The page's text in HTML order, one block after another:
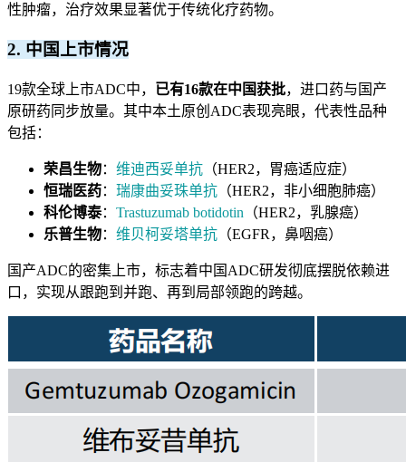
性肿瘤，治疗效果显著优于传统化疗药物。
2. 中国上市情况
19款全球上市ADC中， 已有16款在中国获批，进口药与国产
原研药同步放量。其中本土原创ADC表现亮眼，代表性品种
包括：
荣昌生物： 维迪西妥单抗 （HER2，胃癌适应症）
恒瑞医药： 瑞康曲妥珠单抗 （HER2，非小细胞肺癌）
科伦博泰： Trastuzumab botidotin （HER2，乳腺癌）
乐普生物： 维贝柯妥塔单抗 （EGFR，鼻咽癌）
国产ADC的密集上市，标志着中国ADC研发彻底摆脱依赖进
口，实现从跟跑到并跑、再到局部领跑的跨越。